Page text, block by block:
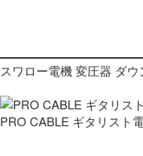
スワロー電機 変圧器 ダ
PRO CABLE ギタリスト